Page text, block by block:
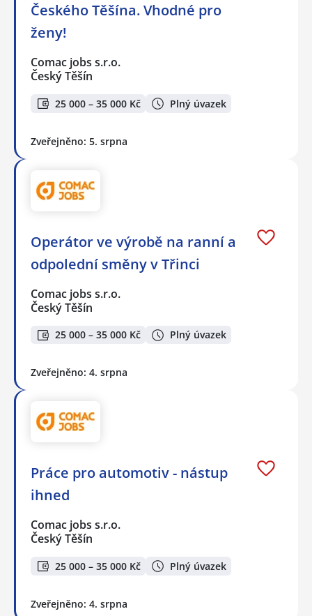
Českého Těšína. Vhodné pro
ženy!
Comac jobs s.r.o.
Český Těšín
25 000 – 35 000 Kč Plný úvazek
Zveřejněno: 5. srpna
Operátor ve výrobě na ranní a
odpolední směny v Třinci
Comac jobs s.r.o.
Český Těšín
25 000 – 35 000 Kč Plný úvazek
Zveřejněno: 4. srpna
Práce pro automotiv - nástup
ihned
Comac jobs s.r.o.
Český Těšín
25 000 – 35 000 Kč Plný úvazek
Zveřejněno: 4. srpna